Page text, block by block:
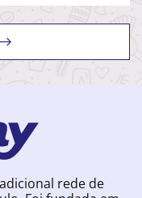
rede de